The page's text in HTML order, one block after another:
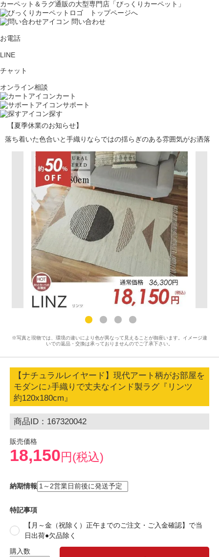
カーペット＆ラグ通販の大型専門店「びっくりカーペット」
問い合わせ
お電話
LINE
チャット
オンライン相談
カート
サポート
探す
【夏季休業のお知らせ】
落ち着いた色合いと手織りならではの揺らぎのある雰囲気がお洒落
※写真と現物では、環境の違いにより色が異なって見えることが御座います。イメージ違
いでの返品・交換は承っておりませんのでご了承下さい。
【ナチュラルレイヤード】現代アート柄がお部屋を
モダンに♪手織りで丈夫なインド製ラグ『リンツ
約120x180cm』
商品ID：167320042
販売価格
18,150円(税込)
納期情報
特記事項
【月～金（祝除く）正午までのご注文・ご入金確認】で当
日出荷●欠品除く
購入数